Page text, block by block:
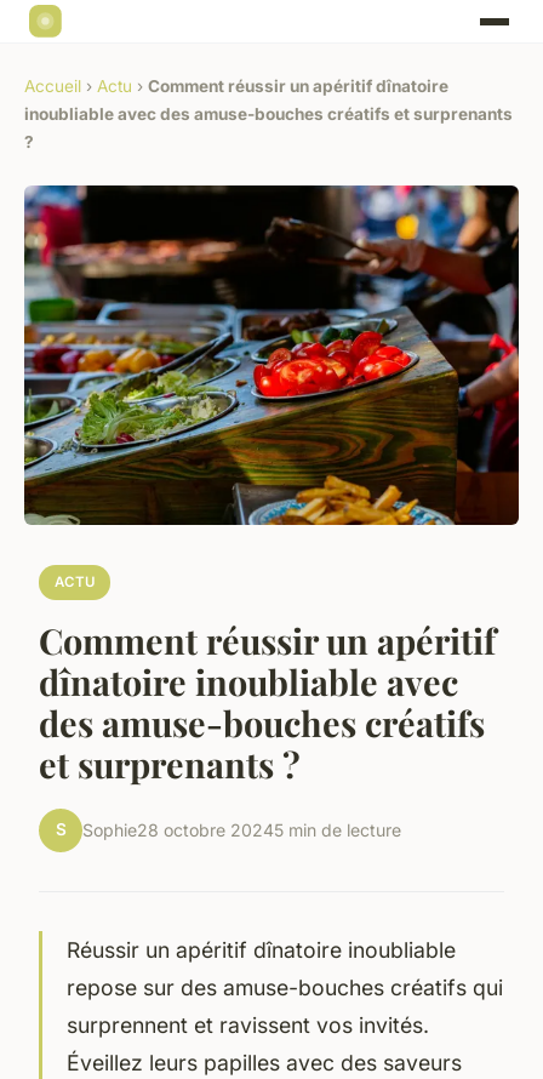
Accueil › Actu › Comment réussir un apéritif dînatoire
inoubliable avec des amuse-bouches créatifs et surprenants
?
ACTU
Comment réussir un apéritif
dînatoire inoubliable avec
des amuse-bouches créatifs
et surprenants ?
S Sophie28 octobre 20245 min de lecture
Réussir un apéritif dînatoire inoubliable
repose sur des amuse-bouches créatifs qui
surprennent et ravissent vos invités.
Éveillez leurs papilles avec des saveurs